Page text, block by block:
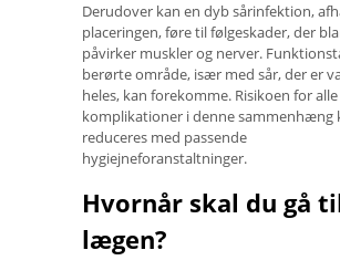
Derudover kan en dyb sårinfektion,
placeringen, føre til følgeskader, der
påvirker muskler og nerver.
berørte område, især med sår, der er
heles, kan forekomme. Risikoen for alle
komplikationer i denne sammenhæng
reduceres med passende
hygiejneforanstaltninger.
Hvornår skal du gå
lægen?